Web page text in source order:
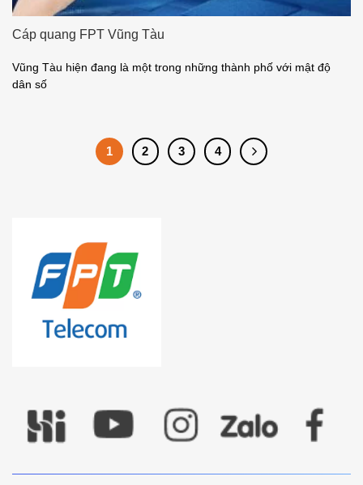
Cáp quang FPT Vũng Tàu
Vũng Tàu hiện đang là một trong những thành phố với mật độ
dân số
1 2 3 4